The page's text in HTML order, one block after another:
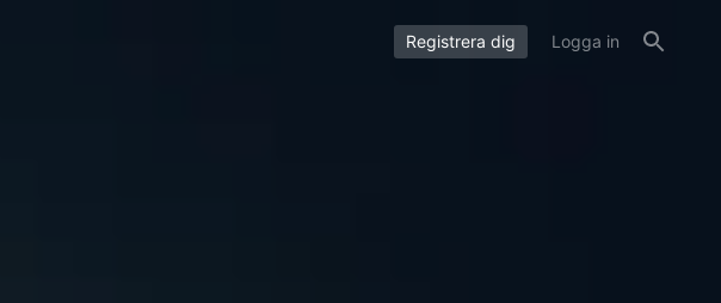
Registrera dig Logga in